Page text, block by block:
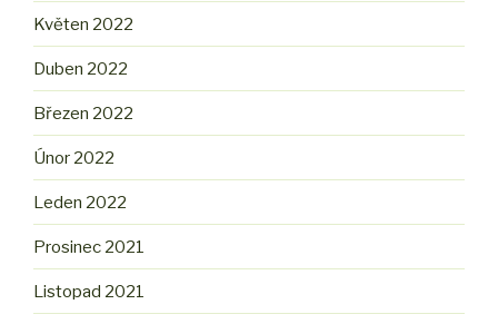
Květen 2022
Duben 2022
Březen 2022
Únor 2022
Leden 2022
Prosinec 2021
Listopad 2021